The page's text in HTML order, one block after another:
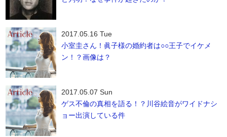
2017.05.16 Tue
小室圭さん！眞子様の婚約者は○○王子でイケメ
ン！？画像は？
2017.05.07 Sun
ゲス不倫の真相を語る！？川谷絵音がワイドナシ
ョー出演している件